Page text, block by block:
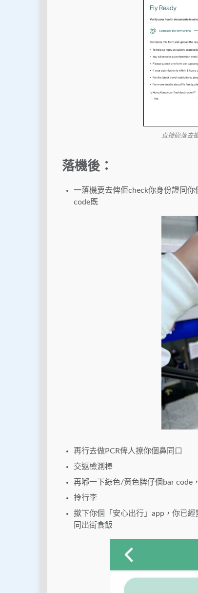
直接碌落去
落機後：
一落機要去俾佢check你身份證同
code既
再行去做PCR俾人撩你個鼻同口
交返檢測棒
再嘟一下綠色/黃色牌仔個bar code
拎行李
撳下你個「安心出行」app，你已
同出街食飯